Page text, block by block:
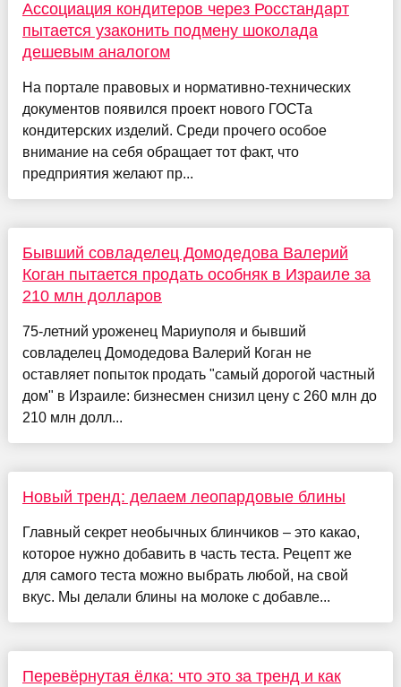
Ассоциация кондитеров через Росстандарт
пытается узаконить подмену шоколада
дешевым аналогом
На портале правовых и нормативно-технических
документов появился проект нового ГОСТа
кондитерских изделий. Среди прочего особое
внимание на себя обращает тот факт, что
предприятия желают пр...
Бывший совладелец Домодедова Валерий
Коган пытается продать особняк в Израиле за
210 млн долларов
75-летний уроженец Мариуполя и бывший
совладелец Домодедова Валерий Коган не
оставляет попыток продать "самый дорогой частный
дом" в Израиле: бизнесмен снизил цену с 260 млн до
210 млн долл...
Новый тренд: делаем леопардовые блины
Главный секрет необычных блинчиков – это какао,
которое нужно добавить в часть теста. Рецепт же
для самого теста можно выбрать любой, на свой
вкус. Мы делали блины на молоке с добавле...
Перевёрнутая ёлка: что это за тренд и как